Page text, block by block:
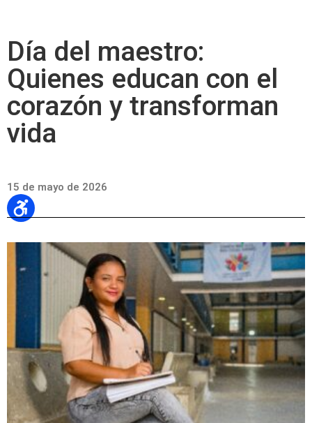
Día del maestro:
Quienes educan con el
corazón y transforman
vida
15 de mayo de 2026